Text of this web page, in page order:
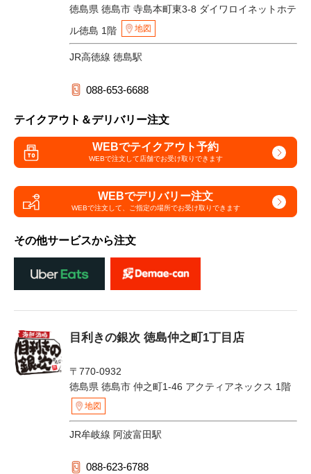
徳島県 徳島市 寺島本町東3-8 ダイワロイネットホテ
ル徳島 1階
地図
JR高徳線 徳島駅
088-653-6688
テイクアウト＆デリバリー注文
WEBでテイクアウト予約
WEBで注文して店舗でお受け取りできます
WEBでデリバリー注文
WEBで注文して、 ご指定の場所でお受け取りできます
その他サービスから注文
目利きの銀次 徳島仲之町1丁目店
〒770-0932
徳島県 徳島市 仲之町1-46 アクティアネックス 1階
地図
JR牟岐線 阿波富田駅
088-623-6788